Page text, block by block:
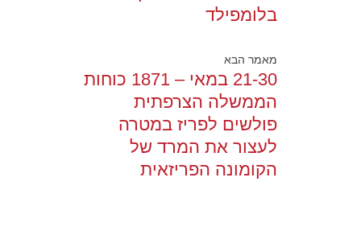
בלומפילד
מאמר הבא
21-30 במאי – 1871 כוחות
הממשלה הצרפתית
פולשים לפריז במטרה
לעצור את המרד של
הקומונה הפריזאית